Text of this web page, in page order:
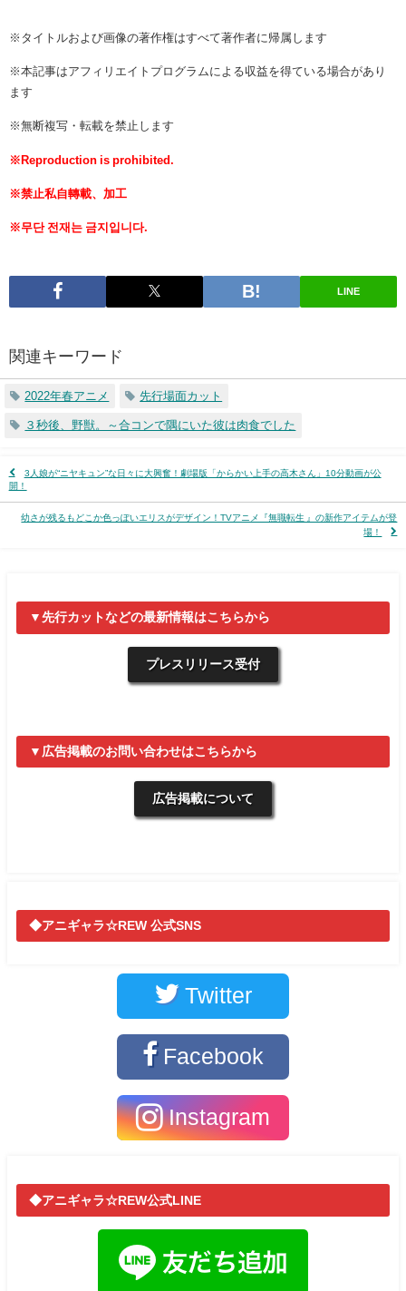
※タイトルおよび画像の著作権はすべて著作者に帰属します
※本記事はアフィリエイトプログラムによる収益を得ている場合があり
ます
※無断複写・転載を禁止します
※Reproduction is prohibited.
※禁止私自轉載、加工
※무단 전재는 금지입니다.
LINE
関連キーワード
2022年春アニメ 先行場面カット
３秒後、野獣。～合コンで隅にいた彼は肉食でした
3人娘が“ニヤキュン”な日々に大興奮！劇場版「からかい上手の高木さん」10分動画が公
開！
幼さが残るもどこか色っぽいエリスがデザイン！TVアニメ『無職転生 』の新作アイテムが登
場！
▼先行カットなどの最新情報はこちらから
プレスリリース受付
▼広告掲載のお問い合わせはこちらから
広告掲載について
◆アニギャラ☆REW 公式SNS
Twitter
Facebook
Instagram
◆アニギャラ☆REW公式LINE